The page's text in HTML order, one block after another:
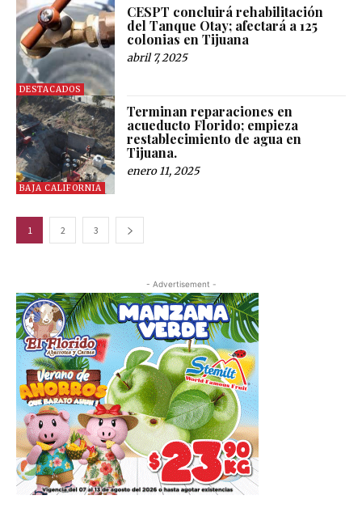
DESTACADOS
CESPT concluirá rehabilitación
del Tanque Otay; afectará a 125
colonias en Tijuana
abril 7, 2025
BAJA CALIFORNIA
Terminan reparaciones en
acueducto Florido; empieza
restablecimiento de agua en
Tijuana.
enero 11, 2025
1 2 3
- Advertisement -